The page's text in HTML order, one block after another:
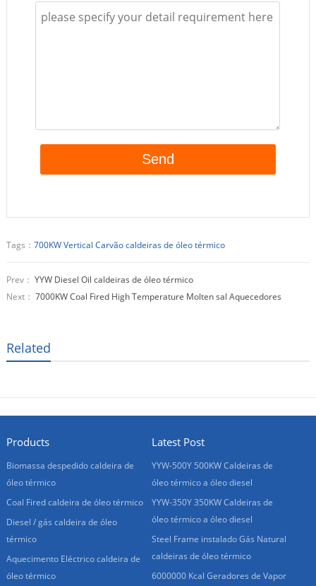
Tags： 700KW Vertical Carvão caldeiras de óleo térmico
Prev： YYW Diesel Oil caldeiras de óleo térmico
Next： 7000KW Coal Fired High Temperature Molten sal Aquecedores
Related
Products
Biomassa despedido caldeira de
óleo térmico
Coal Fired caldeira de óleo térmico
Diesel / gás caldeira de óleo
térmico
Aquecimento Eléctrico caldeira de
óleo térmico
Latest Post
YYW-500Y 500KW Caldeiras de
óleo térmico a óleo diesel
YYW-350Y 350KW Caldeiras de
óleo térmico a óleo diesel
Steel Frame instalado Gás Natural
caldeiras de óleo térmico
6000000 Kcal Geradores de Vapor